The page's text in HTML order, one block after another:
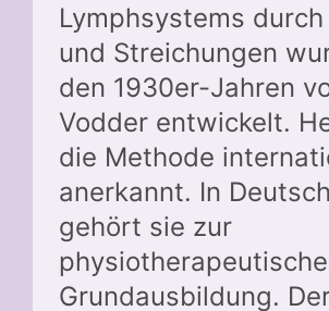
Lymphsystems
und Streichungen
den 1930er-Jahren
Vodder entwickelt.
die Methode
anerkannt. In
gehört sie zur
Grundausbildung.